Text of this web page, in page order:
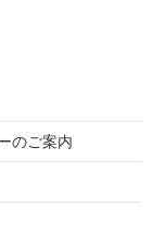
のご案内